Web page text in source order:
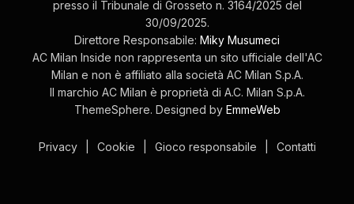
presso il Tribunale di Grosseto n. 3164/2025 del
30/09/2025.
Direttore Responsabile: Miky Musumeci
AC Milan Inside non rappresenta un sito ufficiale dell'AC
Milan e non è affiliato alla società AC Milan S.p.A.
Il marchio AC Milan è proprietà di A.C. Milan S.p.A.
ThemeSphere. Designed by EmmeWeb
Privacy Cookie Gioco responsabile Contatti